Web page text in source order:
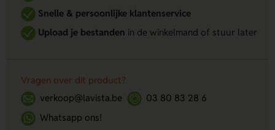
Snelle & persoonlijke klantenservice
Upload je bestanden in de winkelmand of stuur later
Vragen over dit product?
verkoop@lavista.be
03 80 83 28 6
Whatsapp ons!